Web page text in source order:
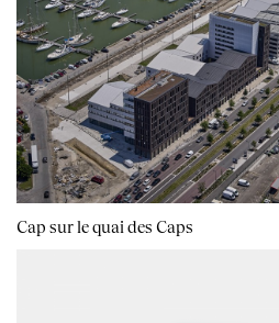
Cap sur le quai des Caps